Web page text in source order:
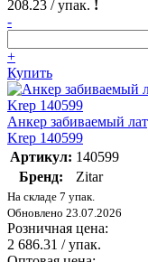
208.23 / упак. !
-
+
Купить
Анкер забиваемый
Krep 140599
Артикул: 140599
Бренд:
Zitar
На складе 7 упак.
Обновлено 23.07.2026
Розничная цена:
2 686.31 / упак.